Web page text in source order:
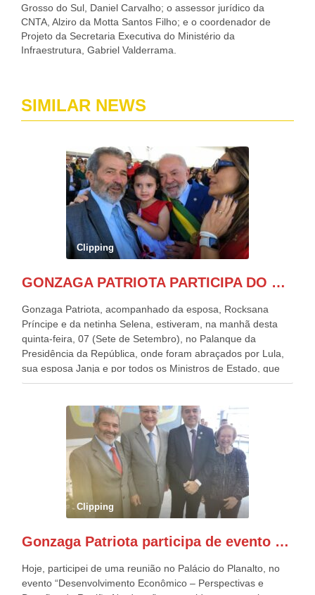
Grosso do Sul, Daniel Carvalho; o assessor jurídico da
CNTA, Alziro da Motta Santos Filho; e o coordenador de
Projeto da Secretaria Executiva do Ministério da
Infraestrutura, Gabriel Valderrama.
SIMILAR NEWS
Clipping
GONZAGA PATRIOTA PARTICIPA DO DESFILE DA INDEPENDÊNCIA NO PALANQUE DA PRESIDÊNCIA DA REPÚBLICA E É ABRAÇADO POR LULA E POR GERALDO ALCKMIN.
Gonzaga Patriota, acompanhado da esposa, Rocksana
Príncipe e da netinha Selena, estiveram, na manhã desta
quinta-feira, 07 (Sete de Setembro), no Palanque da
Presidência da República, onde foram abraçados por Lula,
sua esposa Janja e por todos os Ministros de Estado, que
estavam presentes, nos Desfiles da Independência da
outros desfiles, na Esplanada dos Ministérios, disse ter sido
o deste ano, o maior e o mais organizado de todos. “Há
quatro décadas, como Patriota até no nome, participo
anualmente dos desfiles de Sete de Setembro, na
Esplanada dos Ministérios, em Brasília. Este ano, o governo
preparou espaços com cadeiras e coberturas, para 30.000
pessoas, só que o número de Patriotas Brasileiros
Independentes, dobrou na Esplanada. Eu, Lula e os
Patriota.
Clipping
Gonzaga Patriota participa de evento em prol do desenvolvimento do Nordeste
Hoje, participei de uma reunião no Palácio do Planalto, no
evento “Desenvolvimento Econômico – Perspectivas e